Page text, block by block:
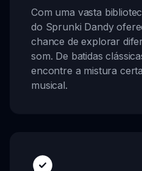
Com uma vasta
do Sprunki Dandy
chance de explorar
som. De batidas
encontre a mistura
musical.